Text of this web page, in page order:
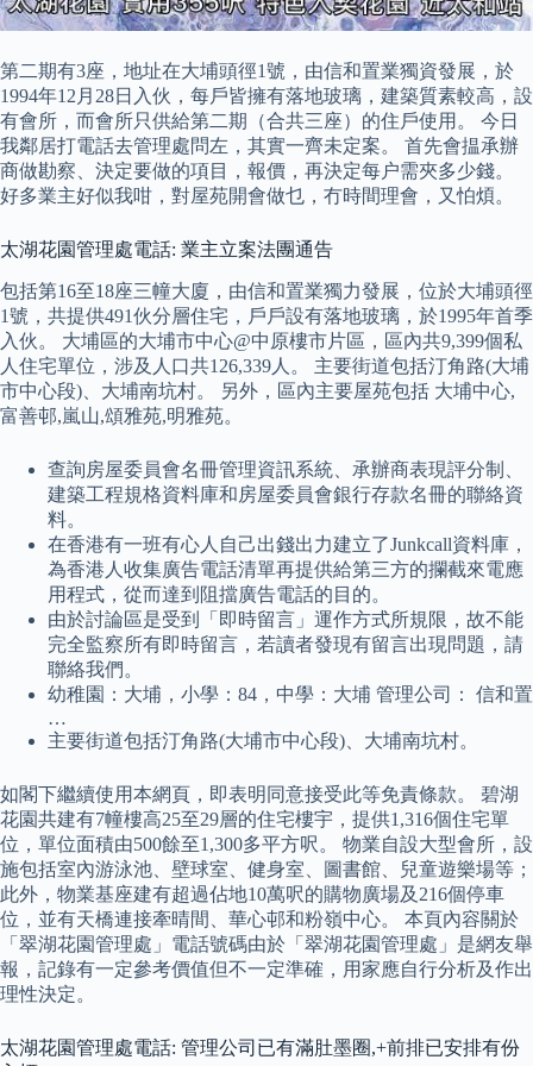
第二期有3座，地址在大埔頭徑1號，由信和置業獨資發展，於
1994年12月28日入伙，每戶皆擁有落地玻璃，建築質素較高，設
有會所，而會所只供給第二期（合共三座）的住戶使用。 今日
我鄰居打電話去管理處問左，其實一齊未定案。 首先會揾承辦
商做勘察、決定要做的項目，報價，再決定每户需夾多少錢。
好多業主好似我咁，對屋苑開會做乜，冇時間理會，又怕煩。
太湖花園管理處電話: 業主立案法團通告
包括第16至18座三幢大廈，由信和置業獨力發展，位於大埔頭徑
1號，共提供491伙分層住宅，戶戶設有落地玻璃，於1995年首季
入伙。 大埔區的大埔市中心@中原樓市片區，區內共9,399個私
人住宅單位，涉及人口共126,339人。 主要街道包括汀角路(大埔
市中心段)、大埔南坑村。 另外，區內主要屋苑包括 大埔中心,
富善邨,嵐山,頌雅苑,明雅苑。
查詢房屋委員會名冊管理資訊系統、承辦商表現評分制、
建築工程規格資料庫和房屋委員會銀行存款名冊的聯絡資
料。
在香港有一班有心人自己出錢出力建立了Junkcall資料庫，
為香港人收集廣告電話清單再提供給第三方的攔截來電應
用程式，從而達到阻擋廣告電話的目的。
由於討論區是受到「即時留言」運作方式所規限，故不能
完全監察所有即時留言，若讀者發現有留言出現問題，請
聯絡我們。
幼稚園：大埔，小學：84，中學：大埔 管理公司： 信和置
…
主要街道包括汀角路(大埔市中心段)、大埔南坑村。
如閣下繼續使用本網頁，即表明同意接受此等免責條款。 碧湖
花園共建有7幢樓高25至29層的住宅樓宇，提供1,316個住宅單
位，單位面積由500餘至1,300多平方呎。 物業自設大型會所，設
施包括室內游泳池、壁球室、健身室、圖書館、兒童遊樂場等；
此外，物業基座建有超過佔地10萬呎的購物廣場及216個停車
位，並有天橋連接牽晴間、華心邨和粉嶺中心。 本頁內容關於
「翠湖花園管理處」電話號碼由於「翠湖花園管理處」是網友舉
報，記錄有一定參考價值但不一定準確，用家應自行分析及作出
理性決定。
太湖花園管理處電話: 管理公司已有滿肚墨圈,+前排已安排有份